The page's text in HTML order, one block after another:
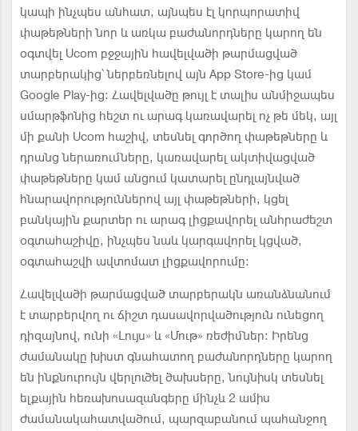
կապի ինչպես անհատ, այնպես էլ կորպորատիվ
փաթեթների նոր և առկա բաժանորդները կարող են
օգտվել Ucom բջջային հավելվածի թարմացված
տարբերակից՝ ներբեռնելով այն App Store-ից կամ
Google Play-ից: Հավելվածը թույլ է տալիս անմիջապես
սմարթֆոնից հեշտ ու արագ կառավարել ոչ թե մեկ, այլ
մի քանի Ucom հաշիվ, տեսնել գործող փաթեթները և
դրանց ներառումները, կառավարել ակտիվացված
փաթեթները կամ անցում կատարել ընդլայնված
հնարավորություններով այլ փաթեթների, կցել
բանկային քարտեր ու արագ լիցքավորել անհրաժեշտ
օգտահաշիվը, ինչպես նաև կարգավորել կցված,
օգտահաշվի ավտոմատ լիցքավորումը։
Հավելվածի թարմացված տարբերակն առանձնանում
է տարբերվող ու ճիշտ դասավորվածություն ունեցող
դիզայնով, ունի «Լույս» և «Մութ» ռեժիմներ։ Իրենց
ժամանակը խիստ գնահատող բաժանորդները կարող
են ինքնուրույն վերլուծել ծախսերը, նույնիսկ տեսնել
ելքային հեռախոսազանգերը մինչև 2 ամիս
ժամանակահատվածում, պարզաբանում պահանջող